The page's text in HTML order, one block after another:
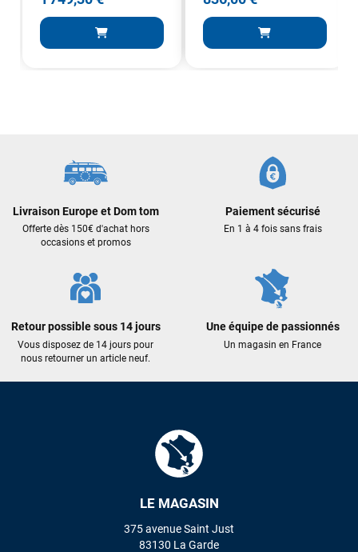
Livraison Europe et Dom tom
Offerte dès 150€ d'achat hors
occasions et promos
Paiement sécurisé
En 1 à 4 fois sans frais
Retour possible sous 14 jours
Vous disposez de 14 jours pour
nous retourner un article neuf.
Une équipe de passionnés
Un magasin en France
LE MAGASIN
375 avenue Saint Just
83130 La Garde
VOIR TOUS LES AVIS